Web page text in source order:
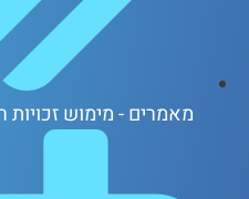
- מימוש זכויות רפואיות